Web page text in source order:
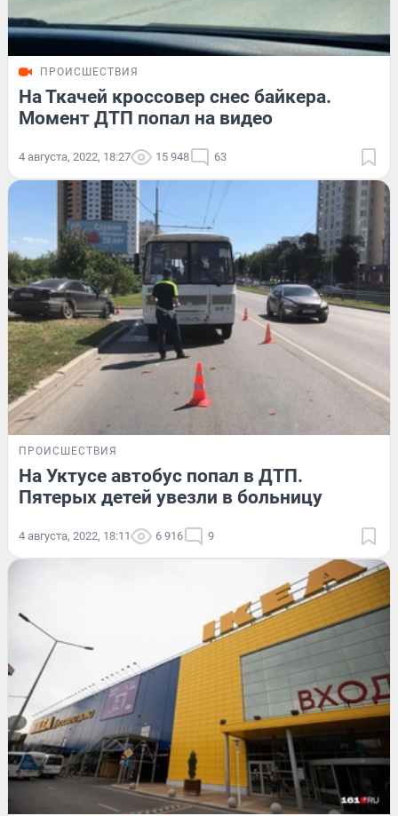
ПРОИСШЕСТВИЯ
На Ткачей кроссовер снес байкера.
Момент ДТП попал на видео
4 августа, 2022, 18:27 15 948 63
ПРОИСШЕСТВИЯ
На Уктусе автобус попал в ДТП.
Пятерых детей увезли в больницу
4 августа, 2022, 18:11 6 916 9